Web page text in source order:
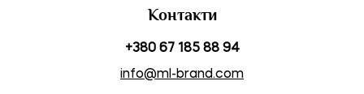
Контакти
+380 67 185 88 94
info@ml-brand.com